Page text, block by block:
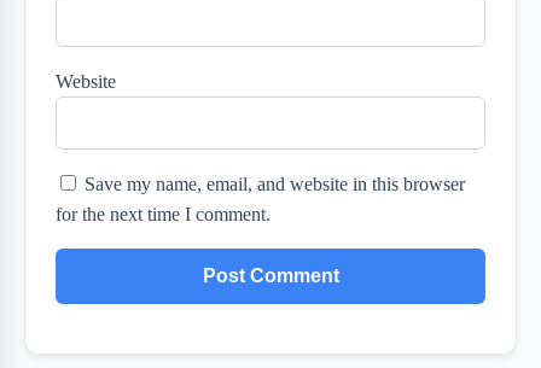
Website
Save my name, email, and website in this browser
for the next time I comment.